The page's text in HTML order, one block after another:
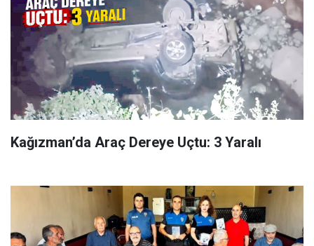
Kağızman’da Araç Dereye Uçtu: 3 Yaralı